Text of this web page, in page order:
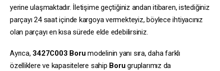
yerine ulaşmaktadır. İletişime geçtiğiniz andan itibaren, istediğiniz
parçayı 24 saat içinde kargoya vermekteyiz, böylece ihtiyacınız
olan parçayı en kısa sürede elde edebilirsiniz.
Ayrıca, 3427C003 Boru modelinin yanı sıra, daha farklı
özelliklere ve kapasitelere sahip Boru gruplarımız da